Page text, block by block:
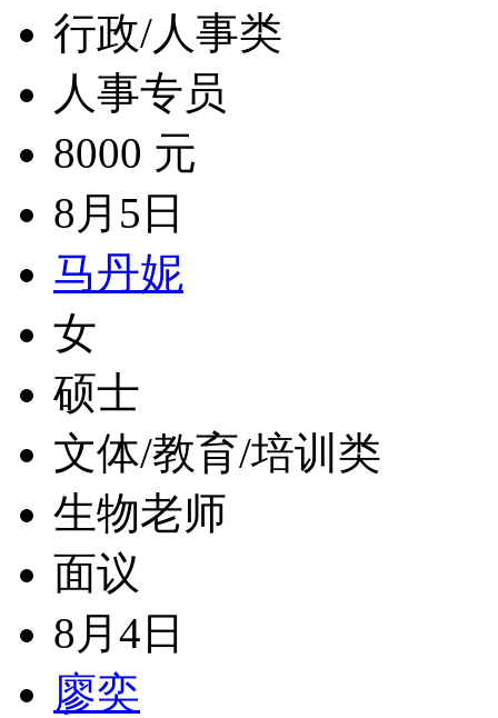
行政/人事类
人事专员
8000 元
8月5日
马丹妮
女
硕士
文体/教育/培训类
生物老师
面议
8月4日
廖奕